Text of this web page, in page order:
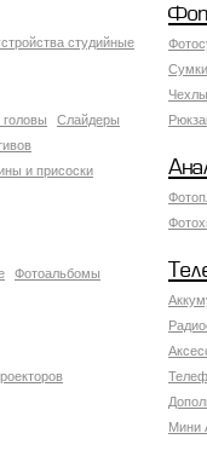
студийные
Слайдеры
и присоски
Фотоальбомы
Мини